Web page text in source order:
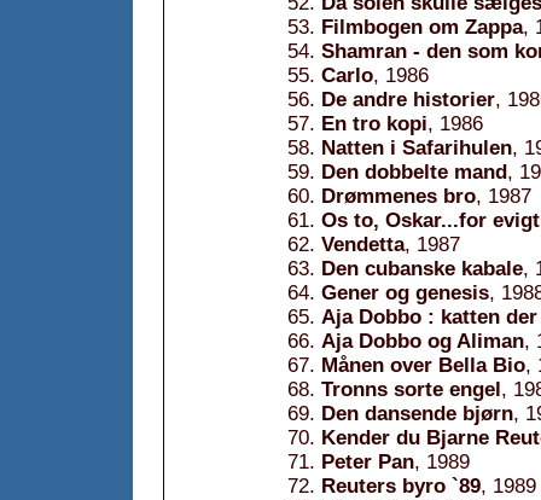
Filmbogen om Zappa,
Shamran - den som
Carlo, 1986
De andre historier,
En tro kopi, 1986
Natten i Safarihulen,
Den dobbelte mand,
Drømmenes bro, 1987
Os to, Oskar...for evigt
Vendetta, 1987
Den cubanske kabale,
Gener og genesis,
Aja Dobbo : katten
Aja Dobbo og Aliman,
Månen over Bella Bio,
Tronns sorte engel,
Den dansende bjørn,
Kender du Bjarne
Peter Pan, 1989
Reuters byro `89, 1989